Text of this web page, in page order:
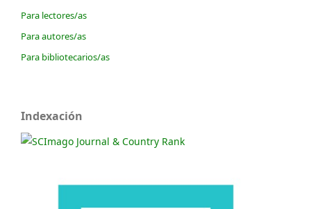
Para lectores/as
Para autores/as
Para bibliotecarios/as
Indexación